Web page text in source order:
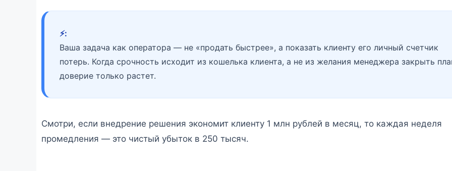
⚡️:
Ваша задача как оператора — не «продать быстрее», а показать клиенту его личный счетчик
потерь. Когда срочность исходит из кошелька клиента, а не из желания менеджера закрыть
доверие только растет.
Смотри, если внедрение решения экономит клиенту 1 млн рублей в месяц, то каждая неделя
промедления — это чистый убыток в 250 тысяч.